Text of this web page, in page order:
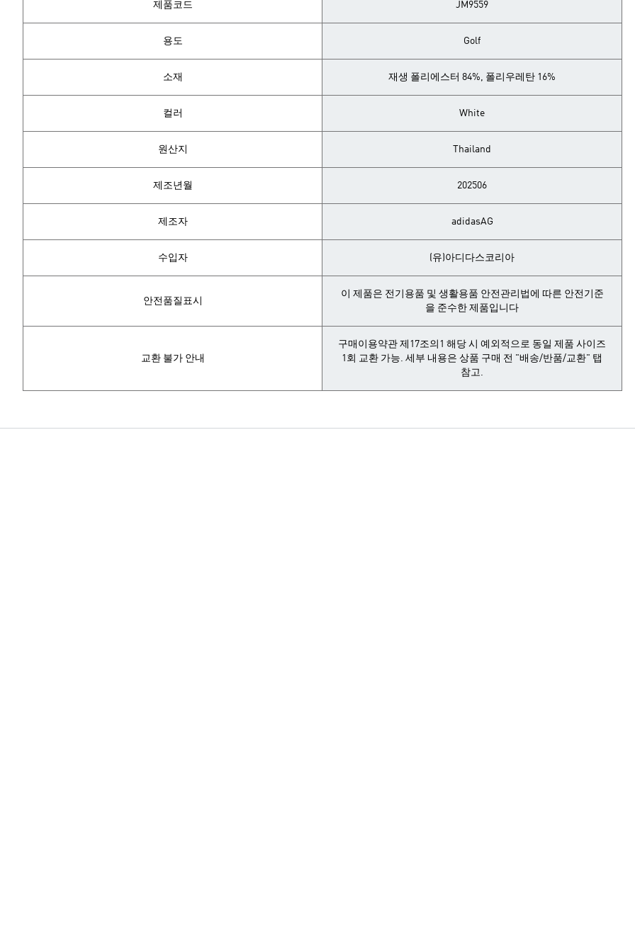
제품코드 JM9559
용도 Golf
소재 재생 폴리에스터 84%, 폴리우레탄 16%
컬러 White
원산지 Thailand
제조년월 202506
제조자 adidasAG
수입자 (유)아디다스코리아
안전품질표시
이 제품은 전기용품 및 생활용품 안전관리법에 따른 안전기준
을 준수한 제품입니다
교환 불가 안내
구매이용약관 제17조의1 해당 시 예외적으로 동일 제품 사이즈
1회 교환 가능. 세부 내용은 상품 구매 전 "배송/반품/교환" 탭
참고.